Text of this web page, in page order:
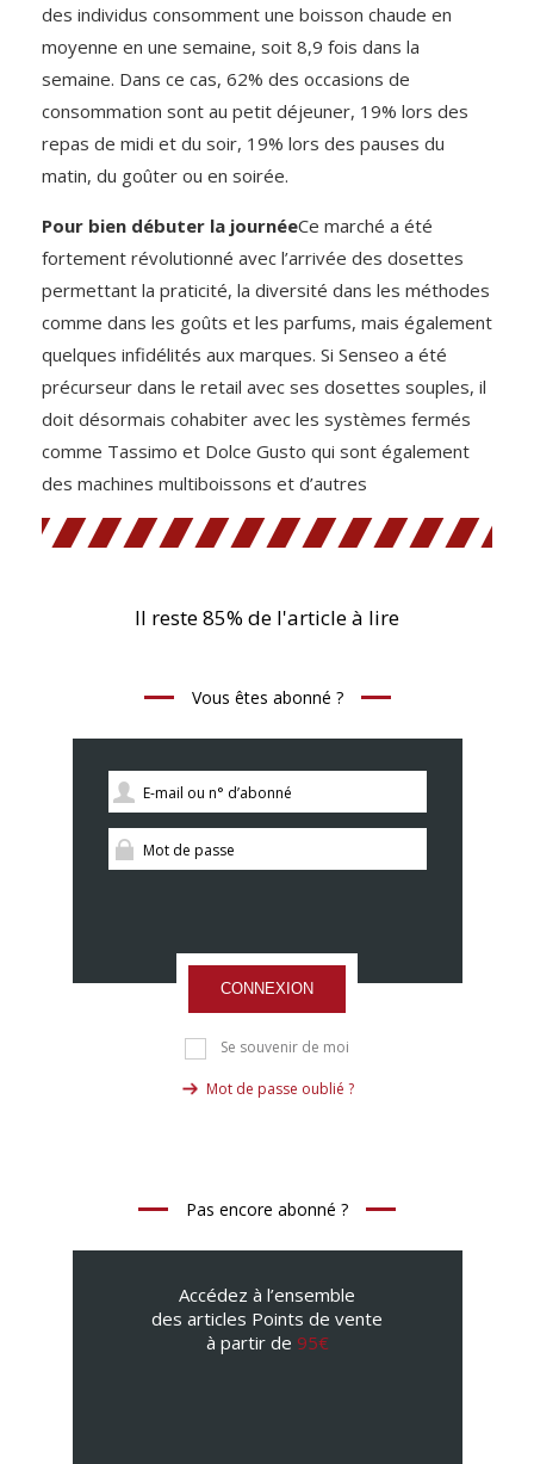
des individus consomment une boisson chaude en
moyenne en une semaine, soit 8,9 fois dans la
semaine. Dans ce cas, 62% des occasions de
consommation sont au petit déjeuner, 19% lors des
repas de midi et du soir, 19% lors des pauses du
matin, du goûter ou en soirée.
Pour bien débuter la journéeCe marché a été
fortement révolutionné avec l’arrivée des dosettes
permettant la praticité, la diversité dans les méthodes
comme dans les goûts et les parfums, mais également
quelques infidélités aux marques. Si Senseo a été
précurseur dans le retail avec ses dosettes souples, il
doit désormais cohabiter avec les systèmes fermés
comme Tassimo et Dolce Gusto qui sont également
des machines multiboissons et d’autres
Il reste 85% de l'article à lire
Vous êtes abonné ?
CONNEXION
Se souvenir de moi
Mot de passe oublié ?
Pas encore abonné ?
Accédez à l’ensemble
des articles Points de vente
à partir de 95€